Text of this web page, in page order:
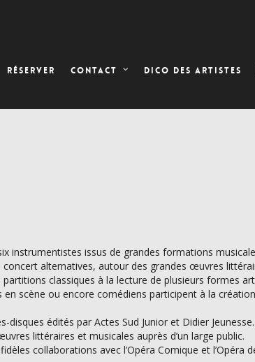
RÉSERVER CONTACT DICO DES ARTISTES
instrumentistes issus de grandes formations
alternatives, autour des grandes œuvres
classiques à la lecture de plusieurs formes
scène ou encore comédiens participent à la
édités par Actes Sud Junior et Didier
littéraires et musicales auprès d’un large public.
collaborations avec l’Opéra Comique et l’Opéra